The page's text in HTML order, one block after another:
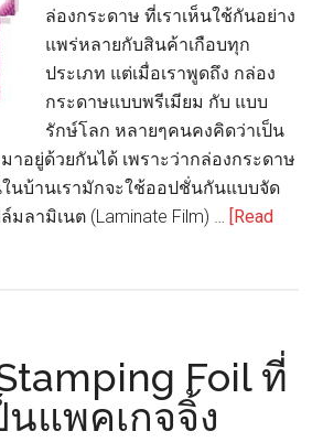
ล่องกระดาษ ที่เราเห็นใช้กันอย่าง
แพร่หลายกับสินค้าเกือบทุก
ประเภท แต่เมื่อเราพูดถึง กล่อง
กระดาษแบบพรีเมียม กับ แบบ
รักษ์โลก หลายๆคนคงคิดว่าเป็น
าอยู่ด้วยกันได้ เพราะว่ากล่องกระดาษ
นบ้านเรามักจะใช้ออปชั่นกันแบบจัด
มลามิเนต (Laminate Film) …
[Read
Foil ที่
นแพคเกจจิ้ง